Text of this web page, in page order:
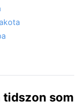
tidszon som